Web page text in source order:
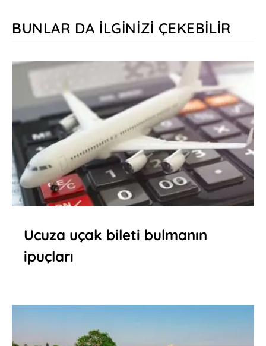
BUNLAR DA İLGINIZI ÇEKEBILIR
Ucuza uçak bileti bulmanın
ipuçları